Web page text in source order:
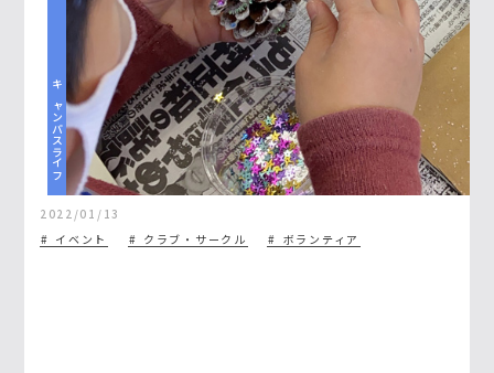
キャンパスライフ
2022/01/13
イベント
クラブ・サークル ボランティア